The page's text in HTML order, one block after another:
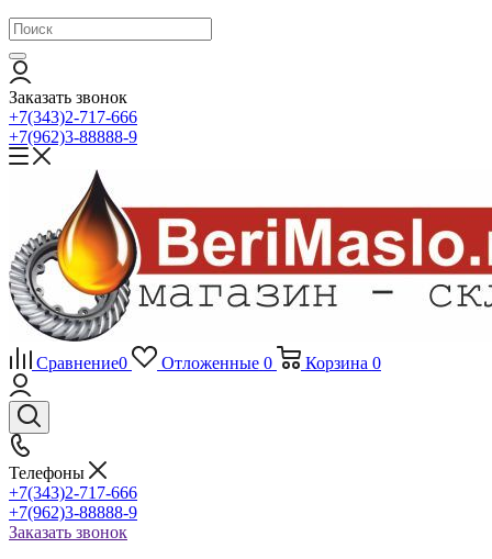
Заказать звонок
+7(343)2-717-666
+7(962)3-88888-9
Сравнение0 Отложенные 0 Корзина 0
Телефоны
+7(343)2-717-666
+7(962)3-88888-9
Заказать звонок